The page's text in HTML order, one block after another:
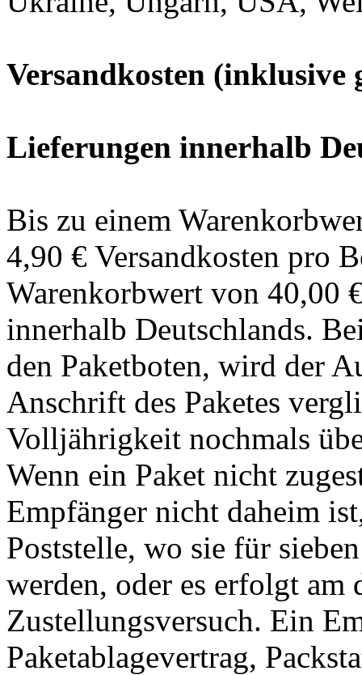
Versandkosten (inklusive
Lieferungen innerhalb
Bis zu einem
4,90 € Versandkosten pro
Warenkorbwert von 40,00
innerhalb Deutschlands.
den Paketboten, wird der
Anschrift des Paketes
Volljährigkeit nochmals
Wenn ein Paket nicht
Empfänger nicht daheim
Poststelle, wo sie für
werden, oder es erfolgt am
Zustellungsversuch. Ein
Paketablagevertrag,